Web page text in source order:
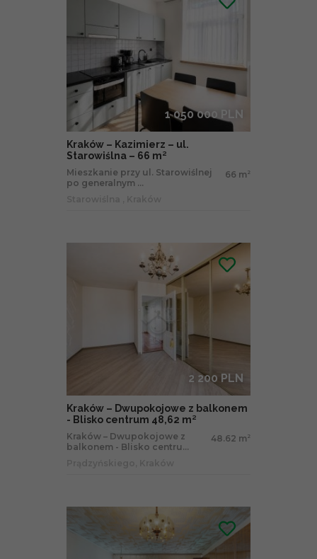
1 050 000 PLN
Kraków – Kazimierz – ul.
Starowiślna – 66 m²
Mieszkanie przy ul. Starowiślnej
po generalnym ...
66 m 2
2 200 PLN
Kraków – Dwupokojowe z balkonem
- Blisko centrum 48,62 m²
Kraków – Dwupokojowe z
balkonem - Blisko centru...
48.62 m 2